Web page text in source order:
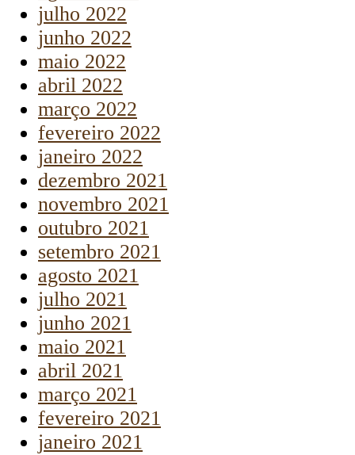
julho 2022
junho 2022
maio 2022
abril 2022
março 2022
fevereiro 2022
janeiro 2022
dezembro 2021
novembro 2021
outubro 2021
setembro 2021
agosto 2021
julho 2021
junho 2021
maio 2021
abril 2021
março 2021
fevereiro 2021
janeiro 2021